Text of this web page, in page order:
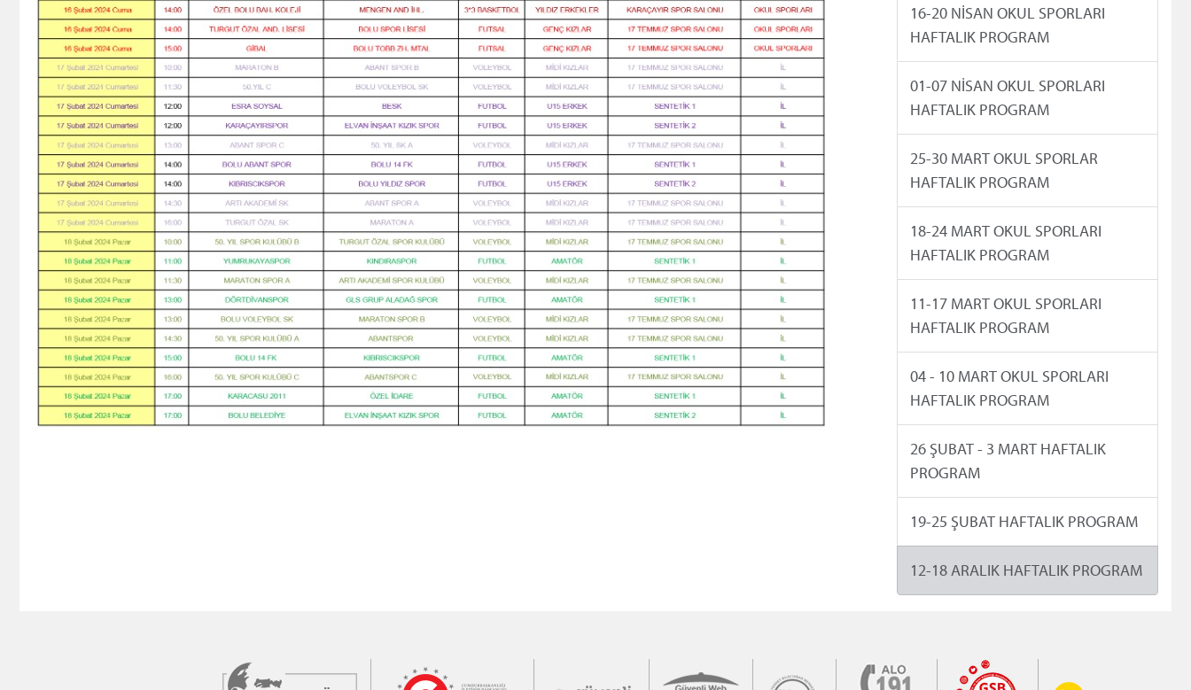
16-20 NİSAN OKUL SPORLARI
HAFTALIK PROGRAM
01-07 NİSAN OKUL SPORLARI
HAFTALIK PROGRAM
25-30 MART OKUL SPORLAR
HAFTALIK PROGRAM
18-24 MART OKUL SPORLARI
HAFTALIK PROGRAM
11-17 MART OKUL SPORLARI
HAFTALIK PROGRAM
04 - 10 MART OKUL SPORLARI
HAFTALIK PROGRAM
26 ŞUBAT - 3 MART HAFTALIK
PROGRAM
19-25 ŞUBAT HAFTALIK PROGRAM
12-18 ARALIK HAFTALIK PROGRAM